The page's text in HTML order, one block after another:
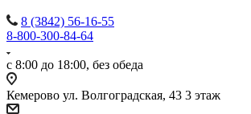
8 (3842) 56-16-55
8-800-300-84-64
с 8:00 до 18:00, без обеда
Кемерово ул. Волгоградская, 43 3 этаж